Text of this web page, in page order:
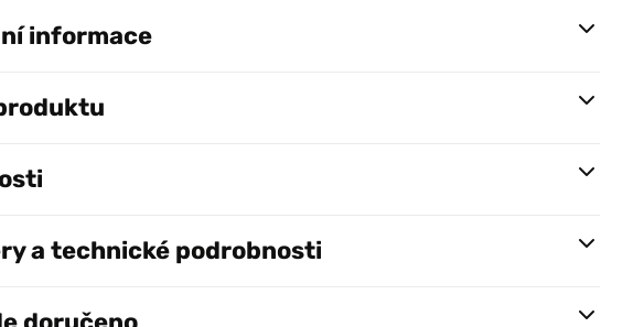
informace
a technické podrobnosti